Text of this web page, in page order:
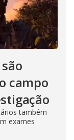
campo
também
exames